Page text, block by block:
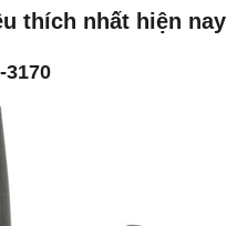
thích nhất hiện nay